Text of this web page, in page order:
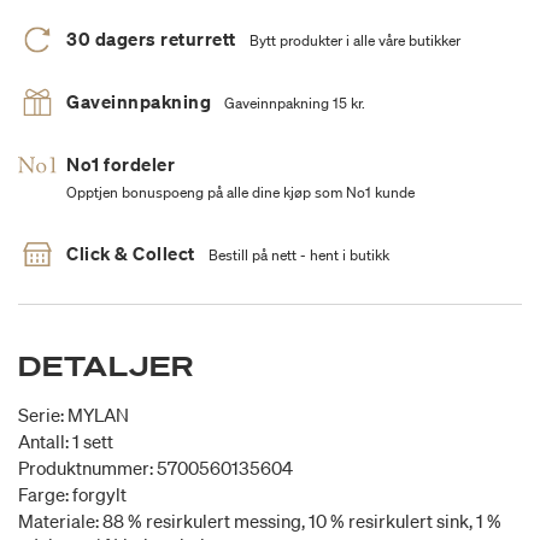
30 dagers returrett Bytt produkter i alle våre butikker
Gaveinnpakning Gaveinnpakning 15 kr.
No1 fordeler
Opptjen bonuspoeng på alle dine kjøp som No1 kunde
Click & Collect Bestill på nett - hent i butikk
DETALJER
Serie: MYLAN
Antall: 1 sett
Produktnummer: 5700560135604
Farge: forgylt
Materiale: 88 % resirkulert messing, 10 % resirkulert sink, 1 %